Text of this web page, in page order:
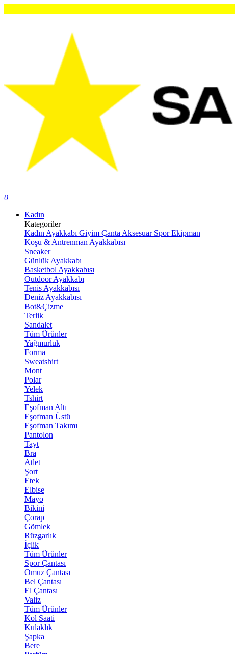
0
Kadın
Kategoriler
Kadın Ayakkabı Giyim Çanta Aksesuar Spor Ekipman
Koşu & Antrenman Ayakkabısı
Sneaker
Günlük Ayakkabı
Basketbol Ayakkabısı
Outdoor Ayakkabı
Tenis Ayakkabısı
Deniz Ayakkabısı
Bot&Çizme
Terlik
Sandalet
Tüm Ürünler
Yağmurluk
Forma
Sweatshirt
Mont
Polar
Yelek
Tshirt
Eşofman Altı
Eşofman Üstü
Eşofman Takımı
Pantolon
Tayt
Bra
Atlet
Şort
Etek
Elbise
Mayo
Bikini
Çorap
Gömlek
Rüzgarlık
İçlik
Tüm Ürünler
Spor Çantası
Omuz Çantası
Bel Çantası
El Çantası
Valiz
Tüm Ürünler
Kol Saati
Kulaklık
Şapka
Bere